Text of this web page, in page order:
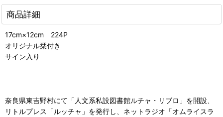
商品詳細
17cm×12cm 224P
オリジナル栞付き
サイン入り
奈良県東吉野村にて「人文系私設図書館ルチャ・リブロ」を開設、
リトルプレス「ルッチャ」を発行し、ネットラジオ「オムライスラ